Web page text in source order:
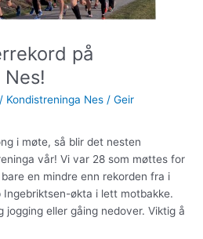
på
/ Kondistreninga Nes /Geir
i møte, så blir det nesten
vår! Vi var 28 som møttes for
en mindre enn rekorden fra i
Ingebriktsen-økta i lett motbakke.
eller gåing nedover. Viktig å